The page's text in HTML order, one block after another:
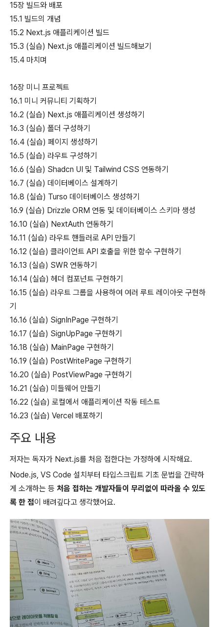
15장 빌드와 배포
15.1 빌드의 개념
15.2 Next.js 애플리케이션 빌드
15.3 (실습) Next.js 애플리케이션 빌드해보기
15.4 마치며
16장 미니 프로젝트
16.1 미니 커뮤니티 기획하기
16.2 (실습) Next.js 애플리케이션 생성하기
16.3 (실습) 폴더 구성하기
16.4 (실습) 페이지 생성하기
16.5 (실습) 라우트 구성하기
16.6 (실습) Shadcn UI 및 Tailwind CSS 연동하기
16.7 (실습) 데이터베이스 설계하기
16.8 (실습) Turso 데이터베이스 생성하기
16.9 (실습) Drizzle ORM 연동 및 데이터베이스 스키마 생성
16.10 (실습) NextAuth 연동하기
16.11 (실습) 라우트 핸들러로 API 만들기
16.12 (실습) 클라이언트 API 호출을 위한 함수 구현하기
16.13 (실습) SWR 연동하기
16.14 (실습) 헤더 컴포넌트 구현하기
16.15 (실습) 라우트 그룹을 사용하여 여러 루트 레이아웃 구현하
기
16.16 (실습) SignInPage 구현하기
16.17 (실습) SignUpPage 구현하기
16.18 (실습) MainPage 구현하기
16.19 (실습) PostWritePage 구현하기
16.20 (실습) PostViewPage 구현하기
16.21 (실습) 미들웨어 만들기
16.22 (실습) 로컬에서 애플리케이션 작동 테스트
16.23 (실습) Vercel 배포하기
주요 내용
저자는 독자가 Next.js를 처음 접한다는 가정하에 시작해요.
Node.js, VS Code 설치부터 타입스크립트 기초 문법을 간략하
게 소개하는 등 처음 접하는 개발자들이 무리없이 따라올 수 있도
록 한 점이 배려깊다고 생각했어요.